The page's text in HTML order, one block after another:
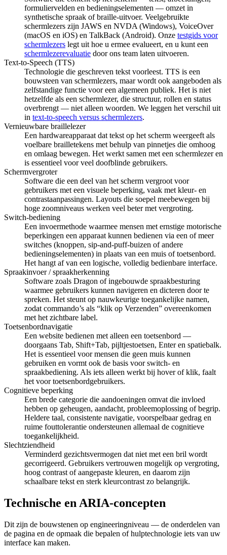
formuliervelden en bedieningselementen — omzet in
synthetische spraak of braille-uitvoer. Veelgebruikte
schermlezers zijn JAWS en NVDA (Windows), VoiceOver
(macOS en iOS) en TalkBack (Android). Onze testgids voor
schermlezers legt uit hoe u ermee evalueert, en u kunt een
schermlezerevaluatie door ons team laten uitvoeren.
Text-to-Speech (TTS)
Technologie die geschreven tekst voorleest. TTS is een
bouwsteen van schermlezers, maar wordt ook aangeboden als
zelfstandige functie voor een algemeen publiek. Het is niet
hetzelfde als een schermlezer, die structuur, rollen en status
overbrengt — niet alleen woorden. We leggen het verschil uit
in text-to-speech versus schermlezers.
Vernieuwbare braillelezer
Een hardwareapparaat dat tekst op het scherm weergeeft als
voelbare brailletekens met behulp van pinnetjes die omhoog
en omlaag bewegen. Het werkt samen met een schermlezer en
is essentieel voor veel doofblinde gebruikers.
Schermvergroter
Software die een deel van het scherm vergroot voor
gebruikers met een visuele beperking, vaak met kleur- en
contrastaanpassingen. Layouts die soepel meebewegen bij
hoge zoomniveaus werken veel beter met vergroting.
Switch-bediening
Een invoermethode waarmee mensen met ernstige motorische
beperkingen een apparaat kunnen bedienen via een of meer
switches (knoppen, sip-and-puff-buizen of andere
bedieningselementen) in plaats van een muis of toetsenbord.
Het hangt af van een logische, volledig bedienbare interface.
Spraakinvoer / spraakherkenning
Software zoals Dragon of ingebouwde spraakbesturing
waarmee gebruikers kunnen navigeren en dicteren door te
spreken. Het steunt op nauwkeurige toegankelijke namen,
zodat commando’s als “klik op Verzenden” overeenkomen
met het zichtbare label.
Toetsenbordnavigatie
Een website bedienen met alleen een toetsenbord —
doorgaans Tab, Shift+Tab, pijltjestoetsen, Enter en spatiebalk.
Het is essentieel voor mensen die geen muis kunnen
gebruiken en vormt ook de basis voor switch- en
spraakbediening. Als iets alleen werkt bij hover of klik, faalt
het voor toetsenbordgebruikers.
Cognitieve beperking
Een brede categorie die aandoeningen omvat die invloed
hebben op geheugen, aandacht, probleemoplossing of begrip.
Heldere taal, consistente navigatie, voorspelbaar gedrag en
ruime fouttolerantie ondersteunen allemaal de cognitieve
toegankelijkheid.
Slechtziendheid
Verminderd gezichtsvermogen dat niet met een bril wordt
gecorrigeerd. Gebruikers vertrouwen mogelijk op vergroting,
hoog contrast of aangepaste kleuren, en daarom zijn
schaalbare tekst en sterk kleurcontrast zo belangrijk.
Technische en ARIA-concepten
Dit zijn de bouwstenen op engineeringniveau — de onderdelen van
de pagina en de opmaak die bepalen of hulptechnologie iets van uw
interface kan maken.